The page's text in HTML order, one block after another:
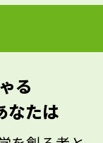
、メンタル
わっていま
てみてく
康に役立
る
なたは